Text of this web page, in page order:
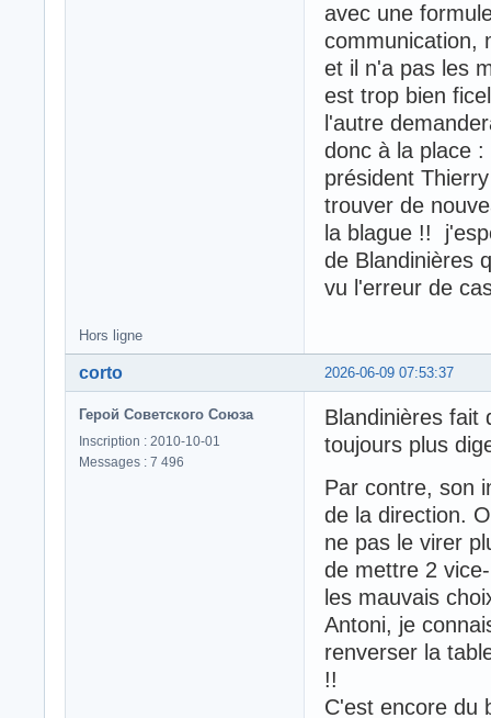
avec une
communication,
et il n'a pas les
est trop bien
l'autre
donc à la place
président
trouver de
la blague !!
de Blandinières
vu l'erreur de
Hors ligne
2026-06-09 07:53:37
corto
Герой Советского Союза
Inscription : 2010-10-01
Messages : 7 496
Blandinières fait
toujours plus
Par contre, son
de la direction.
ne pas le virer
de mettre 2
les mauvais
Antoni, je
renverser la
!!
C'est encore du